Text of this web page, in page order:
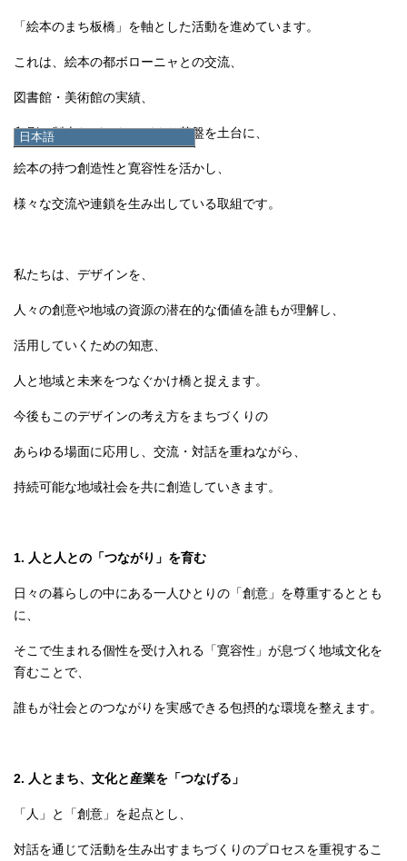
日本語
English
简体中文
「絵本のまち板橋」を軸とした活動を進めています。
これは、絵本の都ボローニャとの交流、
図書館・美術館の実績、
印刷・製本などのものづくり基盤を土台に、
絵本の持つ創造性と寛容性を活かし、
様々な交流や連鎖を生み出している取組です。
私たちは、デザインを、
人々の創意や地域の資源の潜在的な価値を誰もが理解し、
活用していくための知恵、
人と地域と未来をつなぐかけ橋と捉えます。
今後もこのデザインの考え方をまちづくりの
あらゆる場面に応用し、交流・対話を重ねながら、
持続可能な地域社会を共に創造していきます。
1. 人と人との「つながり」を育む
日々の暮らしの中にある一人ひとりの「創意」を尊重するととも
に、
そこで生まれる個性を受け入れる「寛容性」が息づく地域文化を
育むことで、
誰もが社会とのつながりを実感できる包摂的な環境を整えます。
2. 人とまち、文化と産業を「つなげる」
「人」と「創意」を起点とし、
対話を通じて活動を生み出すまちづくりのプロセスを重視するこ